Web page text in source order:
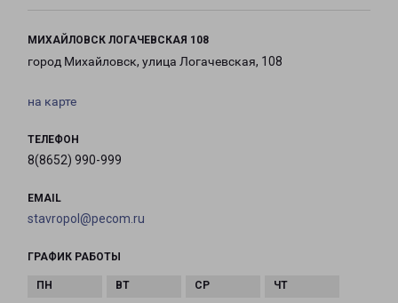
МИХАЙЛОВСК ЛОГАЧЕВСКАЯ 108
город Михайловск, улица Логачевская, 108
на карте
ТЕЛЕФОН
8(8652) 990-999
EMAIL
stavropol@pecom.ru
ГРАФИК РАБОТЫ